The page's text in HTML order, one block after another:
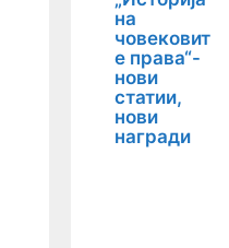
на
човековит
е права“-
нови
статии,
нови
награди